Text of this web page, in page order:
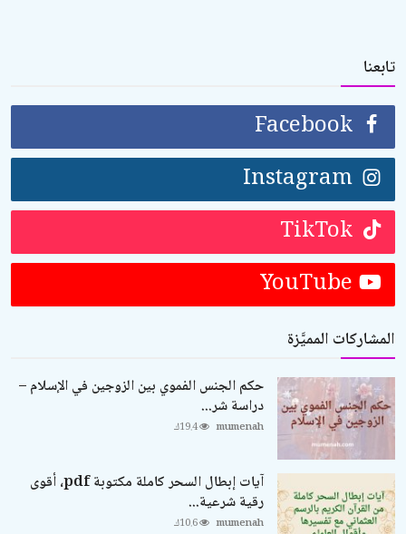
تابعنا
Facebook
Instagram
TikTok
YouTube
المشاركات المميَّزة
حكم الجنس الفموي بين الزوجين في الإسلام –
دراسة شر...
mumenah 19.4ك
آيات إبطال السحر كاملة مكتوبة pdf، أقوى
رقية شرعية...
mumenah